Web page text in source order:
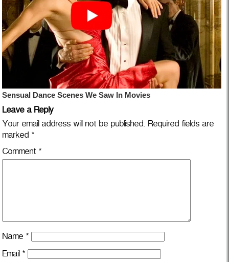
Leave a Reply
Your email address will not be published. Required fields are
marked *
Comment *
Name *
Email *